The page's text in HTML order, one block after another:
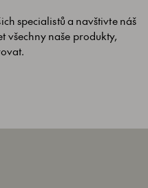
specialistů a navštivte náš
všechny naše produkty,